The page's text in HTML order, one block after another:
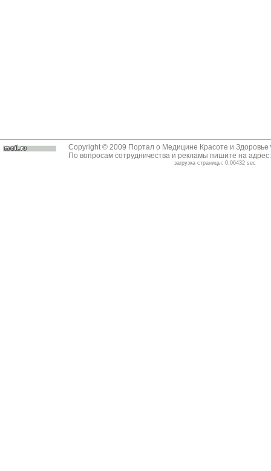
Copyright © 2009 Портал о Медицине Красоте и Здоровье
По вопросам сотрудничества и рекламы пишите на
загрузка страницы: 0.06432 sec